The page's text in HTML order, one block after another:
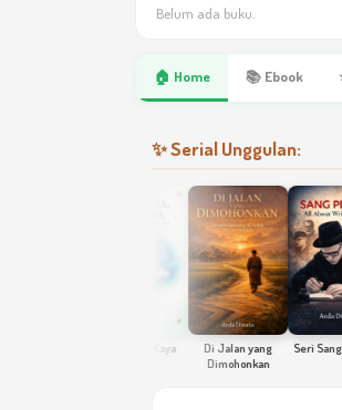
Belum ada buku.
🏠 Home 📚 Ebook
✨ Serial Unggulan:
Di Jalan yang
Dimohonkan
Seri Sang